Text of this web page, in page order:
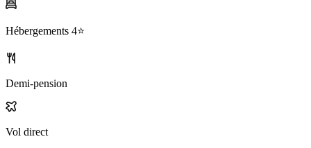
Hébergements 4⭐️
Demi-pension
Vol direct